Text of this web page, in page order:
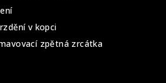
v kopci
zpětná zrcátka